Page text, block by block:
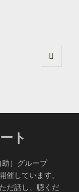
ト
）グループ
催しています。
だ話し、聴くだ